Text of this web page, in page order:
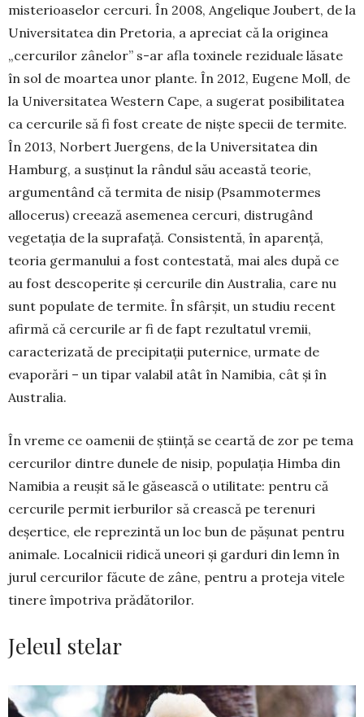
misterioaselor cercuri. În 2008, Angelique Joubert, de la
Universitatea din Pretoria, a apreciat că la originea
„cercurilor zâ­nelor” s-ar afla toxinele reziduale lăsate
în sol de moar­tea unor plante. În 2012, Eugene Moll, de
la Universitatea Western Cape, a sugerat posibilitatea
ca cercurile să fi fost create de niște specii de ter­mite.
În 2013, Norbert Juergens, de la Universitatea din
Hamburg, a susținut la rândul său această teorie,
argumentând că termita de nisip (Psammo­termes
allocerus) creează asemenea cercuri, distru­gând
vegetația de la suprafață. Consistentă, în aparență,
teoria germanului a fost contestată, mai ales după ce
au fost descoperite și cercurile din Australia, care nu
sunt populate de termite. În sfârșit, un studiu recent
afirmă că cercurile ar fi de fapt rezultatul vremii,
carac­te­rizată de precipitaţii puternice, urmate de
evaporări – un tipar valabil atât în Namibia, cât și în
Australia.
În vreme ce oamenii de știință se ceartă de zor pe tema
cercurilor dintre dunele de nisip, populația Himba din
Namibia a reușit să le găsească o utilitate: pentru că
cercurile permit ierburilor să crească pe terenuri
deșertice, ele reprezintă un loc bun de pășunat pentru
animale. Localnicii ridică uneori și garduri din lemn în
jurul cercurilor făcute de zâne, pentru a proteja vitele
tinere împotriva prădătorilor.
Jeleul stelar